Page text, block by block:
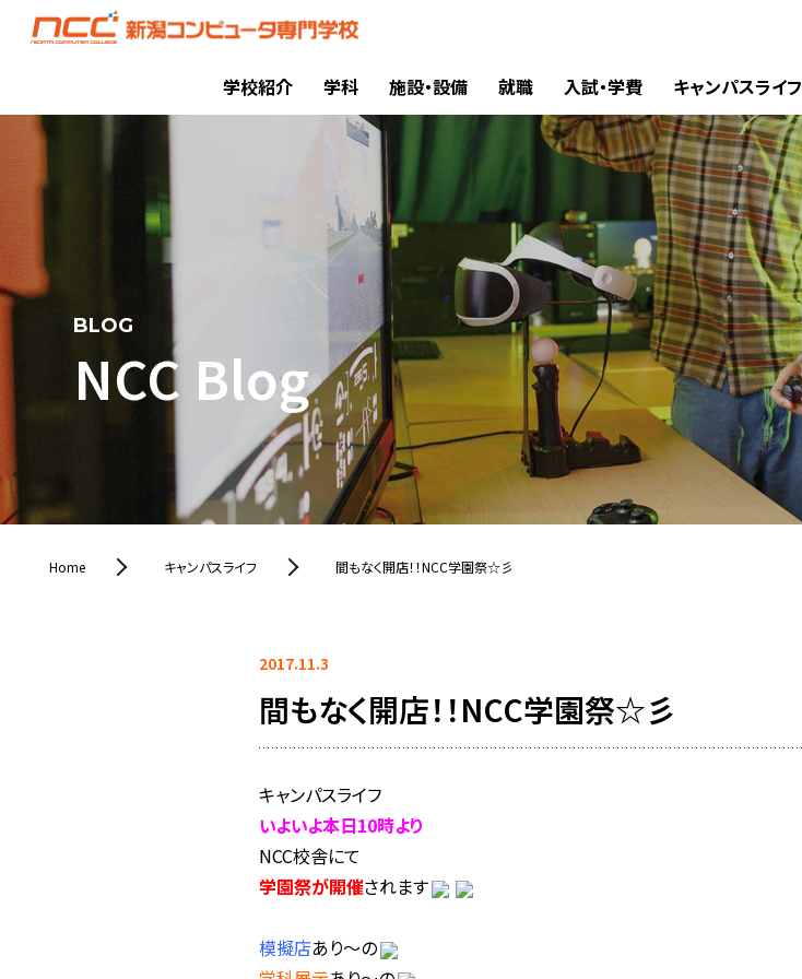
学校紹介 学科 施設・設備 就職 入試・学費 キャンパスライフ
BLOG
NCC Blog
Home キャンパスライフ 間もなく開店！！NCC学園祭☆彡
2017.11.3
間もなく開店！！NCC学園祭☆彡
キャンパスライフ
いよいよ本日10時より
NCC校舎にて
学園祭が開催されます
模擬店あり～の